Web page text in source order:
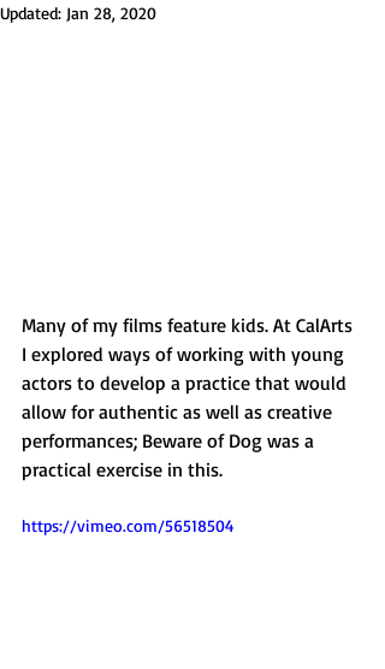
Updated: Jan 28, 2020
Many of my films feature kids. At CalArts
I explored ways of working with young
actors to develop a practice that would
allow for authentic as well as creative
performances; Beware of Dog was a
practical exercise in this.
https://vimeo.com/56518504